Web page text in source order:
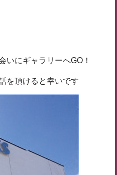
いにギャラリーへGO！
を頂けると幸いです